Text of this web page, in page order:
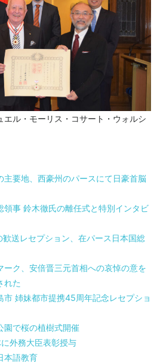
ル・モーリス・コサート・ウォルシ
主要地、西豪州のパースにて日豪首脳
領事 鈴木徹氏の離任式と特別インタビ
送レセプション、在パース日本国総
ク、安倍晋三元首相への哀悼の意を
れた
姉妹都市提携45周年記念レセプショ
園で桜の植樹式開催
外務大臣表彰授与
本語教育